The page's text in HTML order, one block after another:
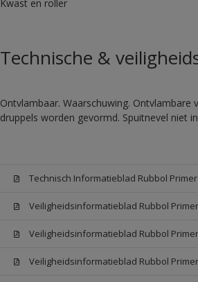
Kwast en roller
Technische &
Ontvlambaar. Waarschuwing.
druppels worden gevormd. Spuitnevel niet
Technisch Informatieblad Rubbol Primer
Veiligheidsinformatieblad Rubbol
Veiligheidsinformatieblad Rubbol Primer
Veiligheidsinformatieblad Rubbol Primer